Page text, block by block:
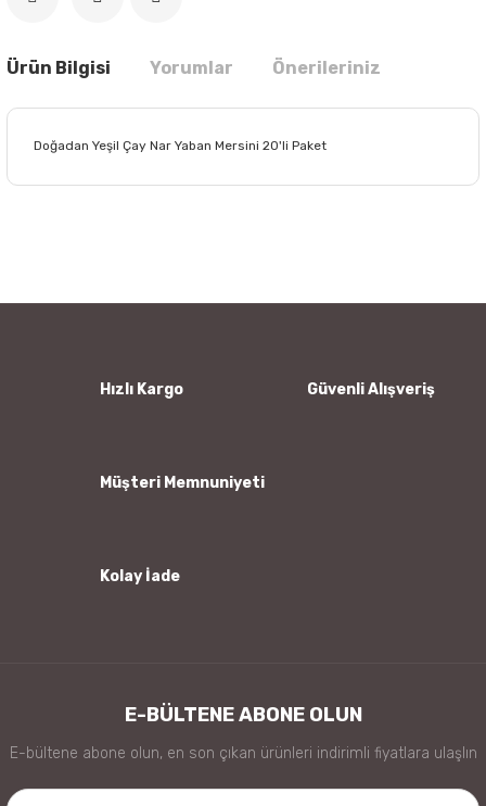
Ürün Bilgisi Yorumlar Önerileriniz
Doğadan Yeşil Çay Nar Yaban Mersini 20'li Paket
Ürün bilgilerinde hatalar bulunuyor.
Hızlı Kargo Güvenli Alışveriş
Müşteri Memnuniyeti
Kolay İade
E-BÜLTENE ABONE OLUN
E-bültene abone olun, en son çıkan ürünleri indirimli fiyatlara ulaşlın